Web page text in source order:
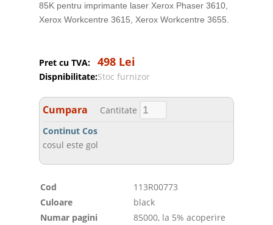
85K pentru imprimante laser Xerox Phaser 3610,
Xerox Workcentre 3615, Xerox Workcentre 3655.
Pret cu TVA: 498 Lei
Dispnibilitate:Stoc furnizor
Cumpara
Cantitate
Continut Cos
cosul este gol
Cod
113R00773
Culoare
black
Numar pagini
85000, la 5% acoperire